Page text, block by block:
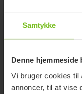
Samtykke
Denne hjemmeside
Vi bruger cookies til
annoncer, til at vise
Molift Assist
Støtte og sikkerhed